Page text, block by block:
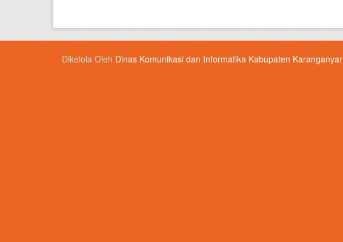
Dikelola Oleh Dinas Komunikasi dan Informatika Kabupaten Karanganyar